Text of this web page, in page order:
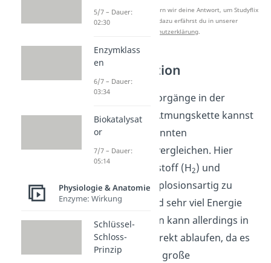
Nach Beantwortung speichern wir deine Antwort, um Studyflix
zu verbessern. Mehr dazu erfährst du in unserer
Datenschutzerklärung
Knallgasreaktion
Die chemischen Vorgänge in der
mitochondrialen Atmungskette kannst
du mit der sogenannten
Knallgasreaktion vergleichen. Hier
reagieren Wasserstoff (H2) und
Sauerstoff (O2) explosionsartig zu
Wasser. Dabei wird sehr viel Energie
frei. Diese Reaktion kann allerdings in
den Zellen nicht direkt ablaufen, da es
nicht gelingt diese große
5/7 – Dauer:
02:30
Enzymklass
en
6/7 – Dauer:
03:34
Biokatalysat
or
7/7 – Dauer:
05:14
Physiologie & Anatomie
Enzyme: Wirkung
Schlüssel-
Schloss-
Prinzip